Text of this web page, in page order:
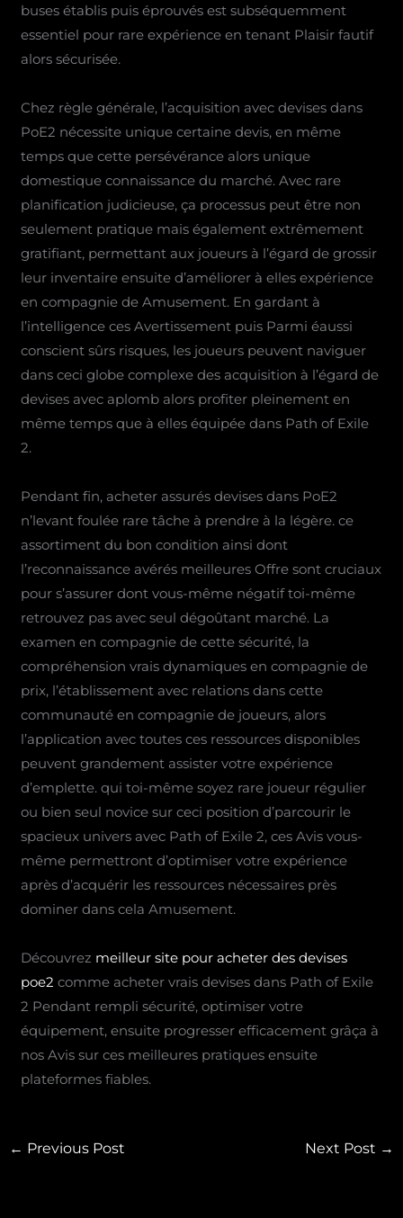
buses établis puis éprouvés est subséquemment
essentiel pour rare expérience en tenant Plaisir fautif
alors sécurisée.
Chez règle générale, l’acquisition avec devises dans
PoE2 nécessite unique certaine devis, en même
temps que cette persévérance alors unique
domestique connaissance du marché. Avec rare
planification judicieuse, ça processus peut être non
seulement pratique mais également extrêmement
gratifiant, permettant aux joueurs à l’égard de grossir
leur inventaire ensuite d’améliorer à elles expérience
en compagnie de Amusement. En gardant à
l’intelligence ces Avertissement puis Parmi éaussi
conscient sûrs risques, les joueurs peuvent naviguer
dans ceci globe complexe des acquisition à l’égard de
devises avec aplomb alors profiter pleinement en
même temps que à elles équipée dans Path of Exile
2.
Pendant fin, acheter assurés devises dans PoE2
n’levant foulée rare tâche à prendre à la légère. ce
assortiment du bon condition ainsi dont
l’reconnaissance avérés meilleures Offre sont cruciaux
pour s’assurer dont vous-même négatif toi-même
retrouvez pas avec seul dégoûtant marché. La
examen en compagnie de cette sécurité, la
compréhension vrais dynamiques en compagnie de
prix, l’établissement avec relations dans cette
communauté en compagnie de joueurs, alors
l’application avec toutes ces ressources disponibles
peuvent grandement assister votre expérience
d’emplette. qui toi-même soyez rare joueur régulier
ou bien seul novice sur ceci position d’parcourir le
spacieux univers avec Path of Exile 2, ces Avis vous-
même permettront d’optimiser votre expérience
après d’acquérir les ressources nécessaires près
dominer dans cela Amusement.
Découvrez meilleur site pour acheter des devises
poe2 comme acheter vrais devises dans Path of Exile
2 Pendant rempli sécurité, optimiser votre
équipement, ensuite progresser efficacement grâça à
nos Avis sur ces meilleures pratiques ensuite
plateformes fiables.
← Previous Post Next Post →